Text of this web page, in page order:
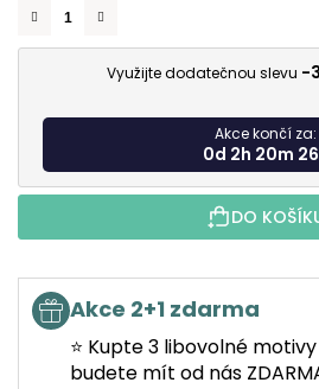
Využijte dodatečnou slevu -
Akce končí za:
0d 2h 20m
DO
Akce 2+1 zdarma
⭐ Kupte 3 libovolné
budete mít od nás